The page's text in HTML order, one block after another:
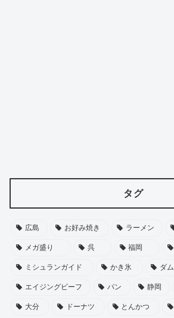
タグ
広島 お好み焼き ラーメン
メガ盛り 呉 福岡
ミシュランガイド かき氷 ダム
エイジングビーフ パン 静岡
大分 ドーナツ とんかつ